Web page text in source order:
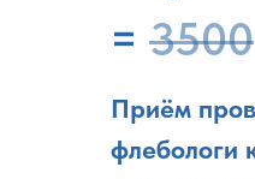
Приём
флебологи
= 3500